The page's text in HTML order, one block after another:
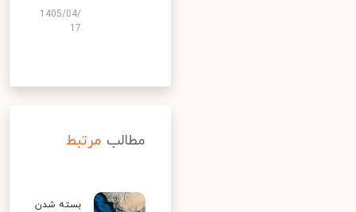
1405/04/
17
مطالب مرتبط
بسته شدن